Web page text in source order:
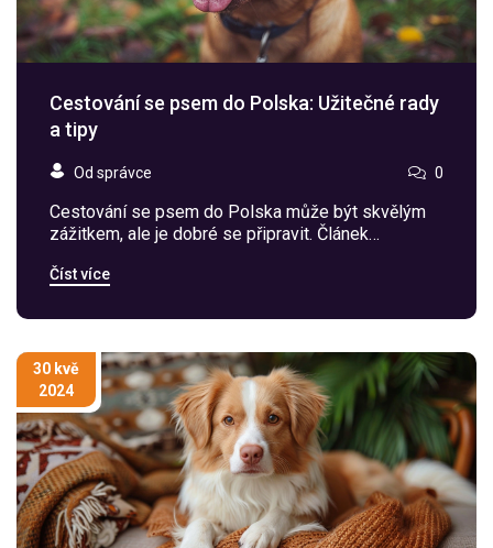
Cestování se psem do Polska: Užitečné rady
a tipy
Od správce 0
Cestování se psem do Polska může být skvělým
zážitkem, ale je dobré se připravit. Článek
dokumentech, bezpečnosti psa, doporučených
těmto tipům si cestu se čtyřnohým přítelem užijete
Číst více
30 kvě
2024